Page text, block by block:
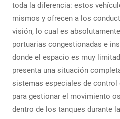
toda la diferencia: estos
mismos y ofrecen a los
visión, lo cual es
portuarias congestionadas e
donde el espacio es muy
presenta una situación
sistemas especiales de control
para gestionar el movimiento
dentro de los tanques durante